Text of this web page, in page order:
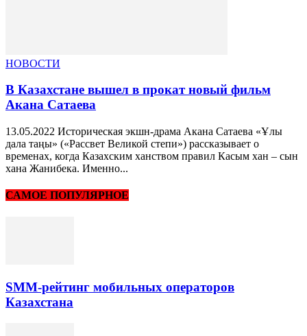
НОВОСТИ
В Казахстане вышел в прокат новый фильм
Акана Сатаева
13.05.2022 Историческая экшн-драма Акана Сатаева «Ұлы
дала таңы» («Рассвет Великой степи») рассказывает о
временах, когда Казахским ханством правил Касым хан – сын
хана Жанибека. Именно...
САМОЕ ПОПУЛЯРНОЕ
SMM-рейтинг мобильных операторов
Казахстана